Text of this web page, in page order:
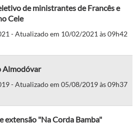
de ministrantes de Francês e
Cele
- Atualizado em 10/02/2021 às 09h42
Almodóvar
- Atualizado em 05/08/2019 às 09h37
extensão "Na Corda Bamba"